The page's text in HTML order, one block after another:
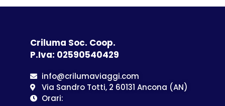
Criluma Soc. Coop.
P.Iva: 02590540429
info@crilumaviaggi.com
Via Sandro Totti, 2 60131 Ancona (AN)
Orari: